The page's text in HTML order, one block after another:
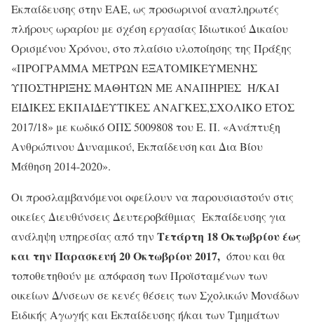
Εκπαίδευσης στην ΕΑΕ, ως προσωρινοί αναπληρωτές
πλήρους ωραρίου με σχέση εργασίας Ιδιωτικού Δικαίου
Ορισμένου Χρόνου, στο πλαίσιο υλοποίησης της Πράξης
«ΠΡΟΓΡΑΜΜΑ ΜΕΤΡΩΝ ΕΞΑΤΟΜΙΚΕΥΜΕΝΗΣ
ΥΠΟΣΤΗΡΙΞΗΣ ΜΑΘΗΤΩΝ ΜΕ ΑΝΑΠΗΡΙΕΣ Ή/ΚΑΙ
ΕΙΔΙΚΕΣ ΕΚΠΑΙΔΕΥΤΙΚΕΣ ΑΝΑΓΚΕΣ,ΣΧΟΛΙΚΟ ΕΤΟΣ
2017/18» με κωδικό ΟΠΣ 5009808 του Ε. Π. «Ανάπτυξη
Ανθρώπινου Δυναμικού, Εκπαίδευση και Δια Βίου
Μάθηση 2014-2020».
Οι προσλαμβανόμενοι οφείλουν να παρουσιαστούν στις
οικείες Διευθύνσεις Δευτεροβάθμιας Εκπαίδευσης για
ανάληψη υπηρεσίας από την Τετάρτη 18 Οκτωβρίου έως
και την Παρασκευή 20 Οκτωβρίου 2017, όπου και θα
τοποθετηθούν με απόφαση των Προϊσταμένων των
οικείων Δ/νσεων σε κενές θέσεις των Σχολικών Μονάδων
Ειδικής Αγωγής και Εκπαίδευσης ή/και των Τμημάτων